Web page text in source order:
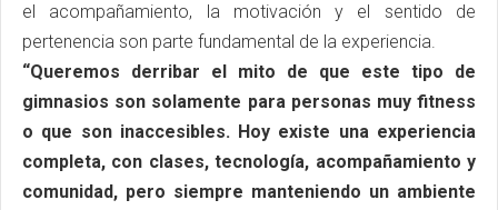
el acompañamiento, la motivación y el sentido de
pertenencia son parte fundamental de la experiencia.
“Queremos derribar el mito de que este tipo de
gimnasios son solamente para personas muy fitness
o que son inaccesibles. Hoy existe una experiencia
completa, con clases, tecnología, acompañamiento y
comunidad, pero siempre manteniendo un ambiente